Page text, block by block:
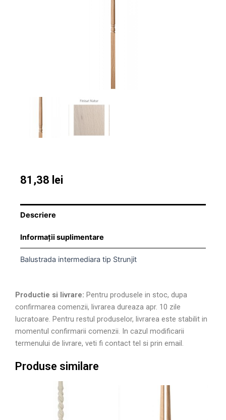
81,38 lei
Descriere
Informații suplimentare
Balustrada intermediara tip Strunjit
Productie si livrare: Pentru produsele in stoc, dupa
confirmarea comenzii, livrarea dureaza apr. 10 zile
lucratoare. Pentru restul produselor, livrarea este stabilit in
momentul confirmarii comenzii. In cazul modificarii
termenului de livrare, veti fi contact tel si prin email.
Produse similare